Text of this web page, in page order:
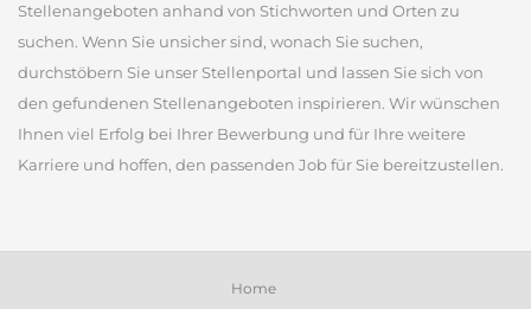
Stellenangeboten anhand von Stichworten und Orten zu
suchen. Wenn Sie unsicher sind, wonach Sie suchen,
durchstöbern Sie unser Stellenportal und lassen Sie sich von
den gefundenen Stellenangeboten inspirieren. Wir wünschen
Ihnen viel Erfolg bei Ihrer Bewerbung und für Ihre weitere
Karriere und hoffen, den passenden Job für Sie bereitzustellen.
Home